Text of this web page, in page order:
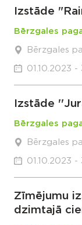
Izstāde
Bērzgales
Bērzgales
01.10.2023 -
Izstāde
Bērzgales
Bērzgales
01.10.2023 -
Zīmējumu
dzimtajā